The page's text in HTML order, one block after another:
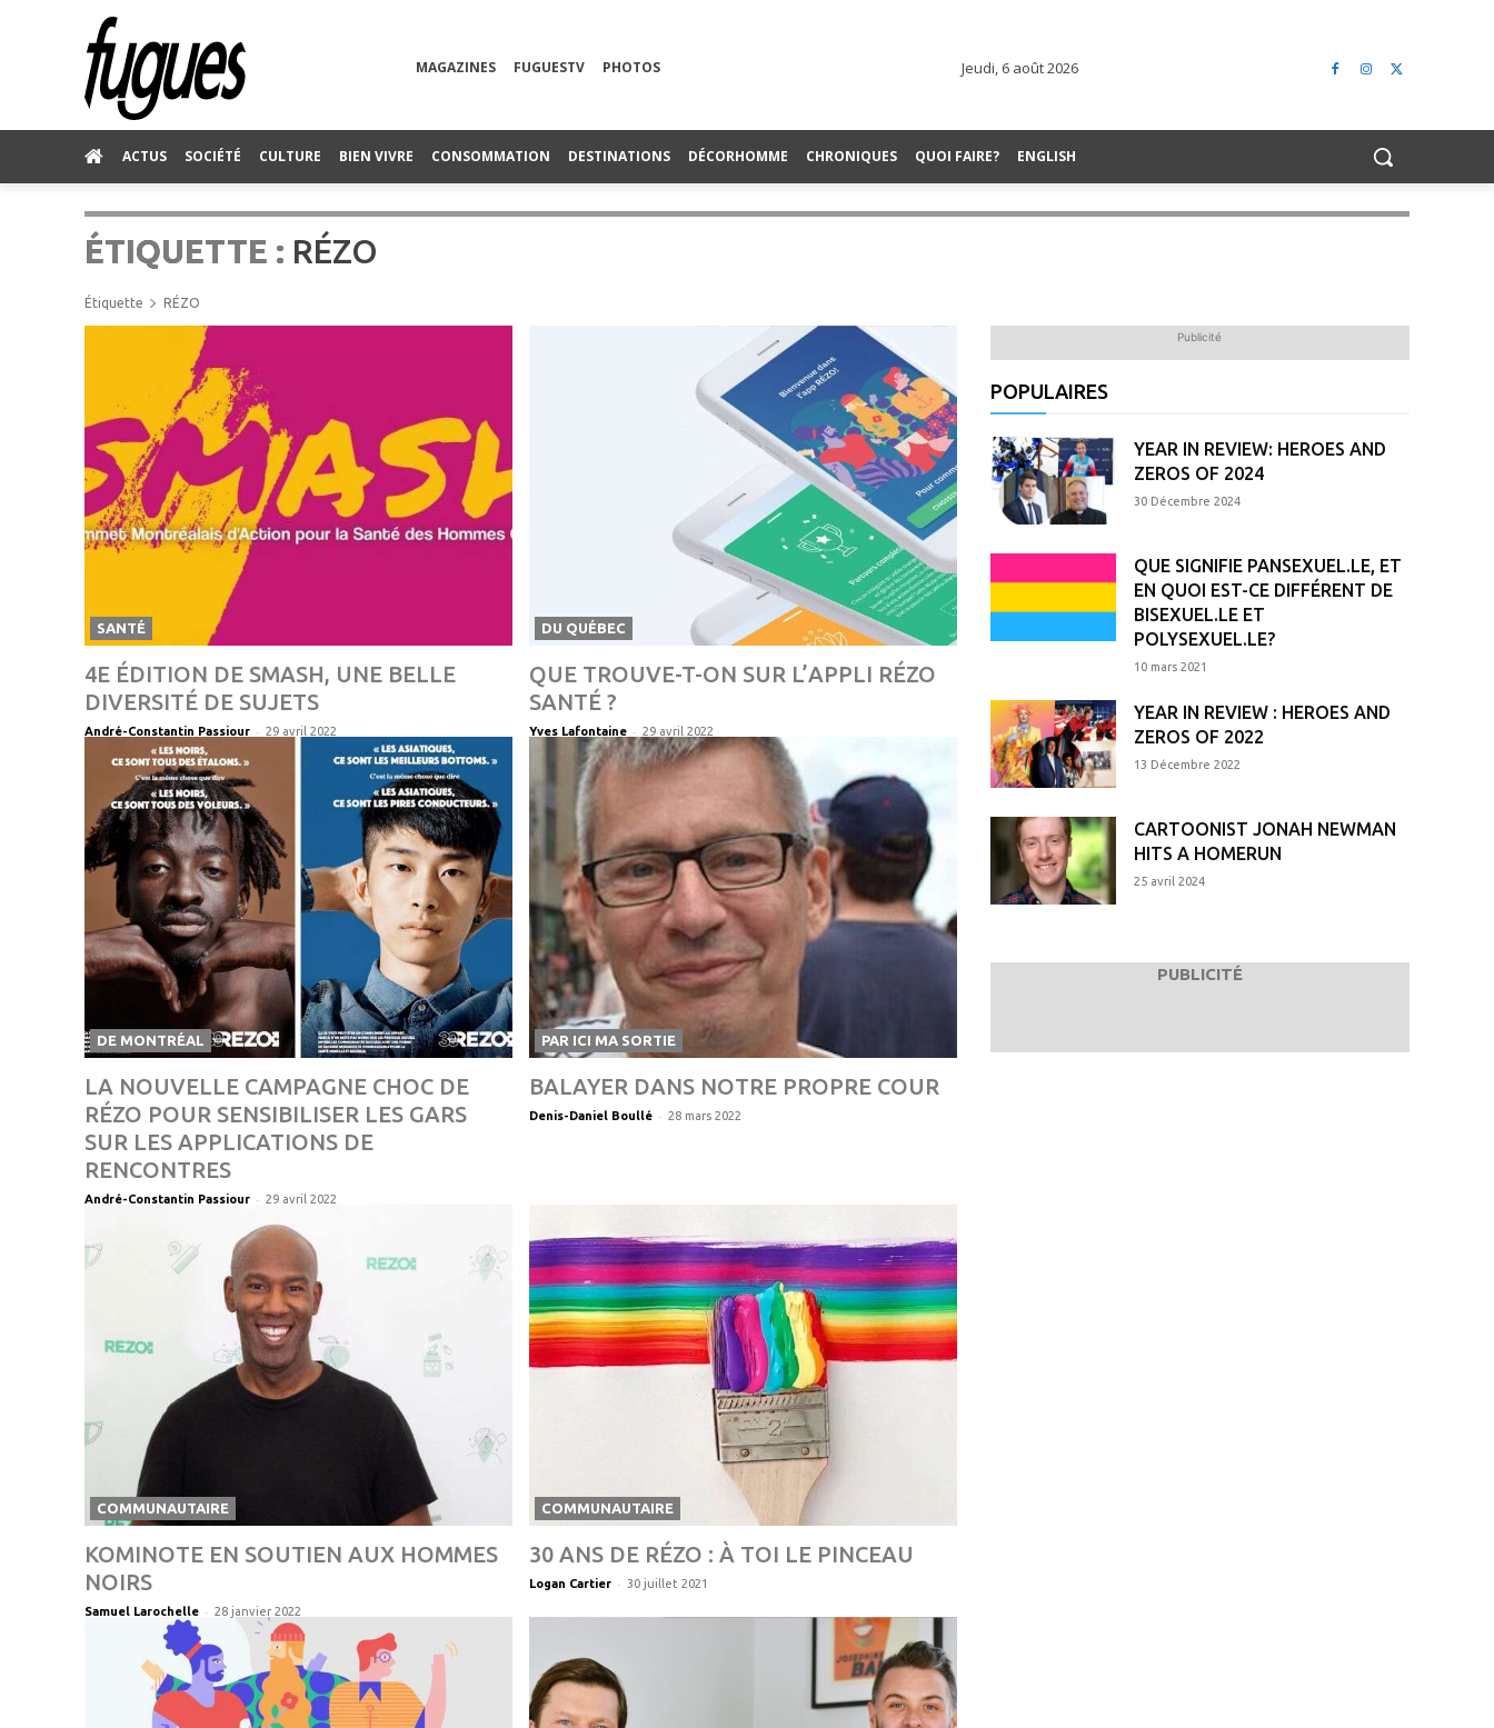
MAGAZINES FUGUESTV PHOTOS Jeudi, 6 août 2026
ACTUS SOCIÉTÉ CULTURE BIEN VIVRE CONSOMMATION DESTINATIONS DÉCORHOMME CHRONIQUES QUOI FAIRE? ENGLISH
ÉTIQUETTE : RÉZO
Étiquette RÉZO
SANTÉ
4E ÉDITION DE SMASH, UNE BELLE
DIVERSITÉ DE SUJETS
André-Constantin Passiour - 29 avril 2022
DU QUÉBEC
QUE TROUVE-T-ON SUR L’APPLI RÉZO
SANTÉ ?
Yves Lafontaine - 29 avril 2022
DE MONTRÉAL
LA NOUVELLE CAMPAGNE CHOC DE
RÉZO POUR SENSIBILISER LES GARS
SUR LES APPLICATIONS DE
RENCONTRES
André-Constantin Passiour - 29 avril 2022
PAR ICI MA SORTIE
BALAYER DANS NOTRE PROPRE COUR
Denis-Daniel Boullé - 28 mars 2022
COMMUNAUTAIRE
KOMINOTE EN SOUTIEN AUX HOMMES
NOIRS
Samuel Larochelle - 28 janvier 2022
COMMUNAUTAIRE
30 ANS DE RÉZO : À TOI LE PINCEAU
Logan Cartier - 30 juillet 2021
Publicité
POPULAIRES
YEAR IN REVIEW: HEROES AND
ZEROS OF 2024
30 Décembre 2024
QUE SIGNIFIE PANSEXUEL.LE, ET
EN QUOI EST-CE DIFFÉRENT DE
BISEXUEL.LE ET
POLYSEXUEL.LE?
10 mars 2021
YEAR IN REVIEW : HEROES AND
ZEROS OF 2022
13 Décembre 2022
CARTOONIST JONAH NEWMAN
HITS A HOMERUN
25 avril 2024
PUBLICITÉ